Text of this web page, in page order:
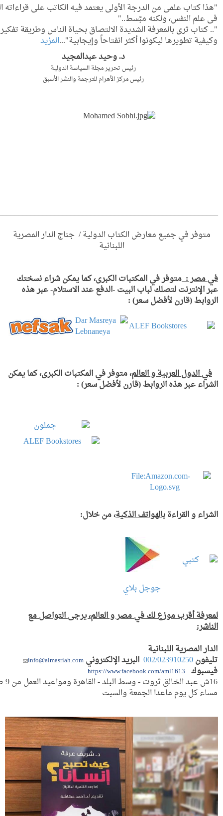
"هذا كتاب علمى من الدرجة الأولى يعتمد فيه الكاتب على قراءاته
فى علم النفس، ولكنه مبَّسط.."
".. كتاب ثرى بالمعرفة الشديدة الالتصاق بحياة الناس وطريقة
وكيفية تطويرها ليكونوا أكثر انفتاحاً وإيجابية"...المزيد
د. وحيد عبدالمجيد
رئيس تحرير مجلة السياسة الدولية
رئيس مركز الأهرام للترجمة والنشر الأسبق
متوفر في جميع معارض الكتاب الدولية / جناج الدار المصرية
اللبنانية
في مصر :متوفر في المكتبات الكبرى، كما يمكن شراء نسختك
عبر الإنترنت لتصلك لباب البيت-الدفع عند الاستلام- عبر هذه
الروابط (قارن لأفضل سعر) :
في الدول العربية و العالم،متوفر في المكتبات الكبرى، كما يمكن
الشراء عبر هذه الروابط (قارن لأفضل سعر) :
الشراء و القراءةبالهواتف الذكية، من خلال:
جوجل بلاي
لمعرفة أقرب موزع لك في مصر و العالم، يرجى التواصل مع
الناشر:
الدار المصرية اللبنانية
تليفون002/023910250 البريد الإلكتروني info@almasriah.com
mail)
فيسبوك https://www.facebook.com/aml1613
مساءكل يوم ماعدا الجمعة والسبت